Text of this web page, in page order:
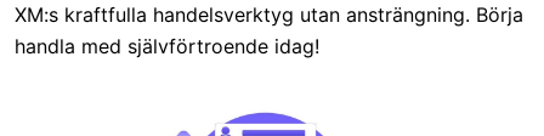
XM:s kraftfulla handelsverktyg utan ansträngning. Börja
handla med självförtroende idag!